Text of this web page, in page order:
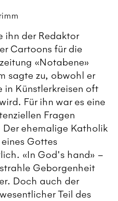
ihn der Redaktor
Cartoons für die
«Notabene»
sagte zu, obwohl er
in Künstlerkreisen oft
Für ihn war es eine
Fragen
Der ehemalige Katholik
Gottes
«In God's hand» –
Geborgenheit
Doch auch der
Teil des